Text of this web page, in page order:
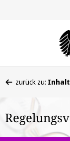
befinden
hier:
zurück zu: